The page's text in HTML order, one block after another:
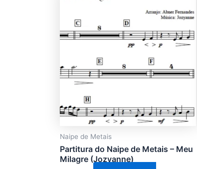
Naipe de Metais
Partitura do Naipe de Metais – Meu
Milagre (Jozyanne)